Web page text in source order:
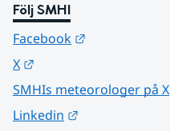
Följ SMHI
Facebook
X
SMHIs meteorologer på X
Linkedin